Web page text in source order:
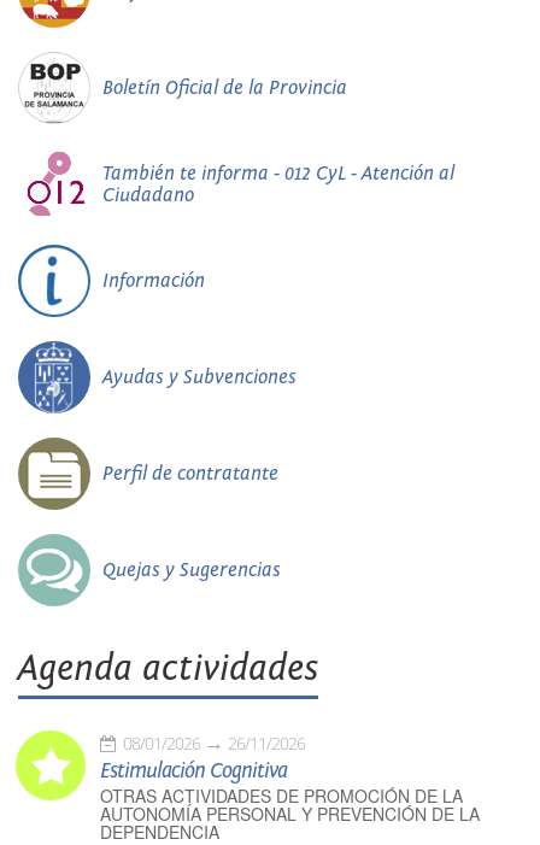
Boletín Oficial de la Provincia
También te informa - 012 CyL - Atención al
Ciudadano
Información
Ayudas y Subvenciones
Perfil de contratante
Quejas y Sugerencias
Agenda actividades
08/01/2026 26/11/2026
Estimulación Cognitiva
OTRAS ACTIVIDADES DE PROMOCIÓN DE LA
AUTONOMÍA PERSONAL Y PREVENCIÓN DE LA
DEPENDENCIA